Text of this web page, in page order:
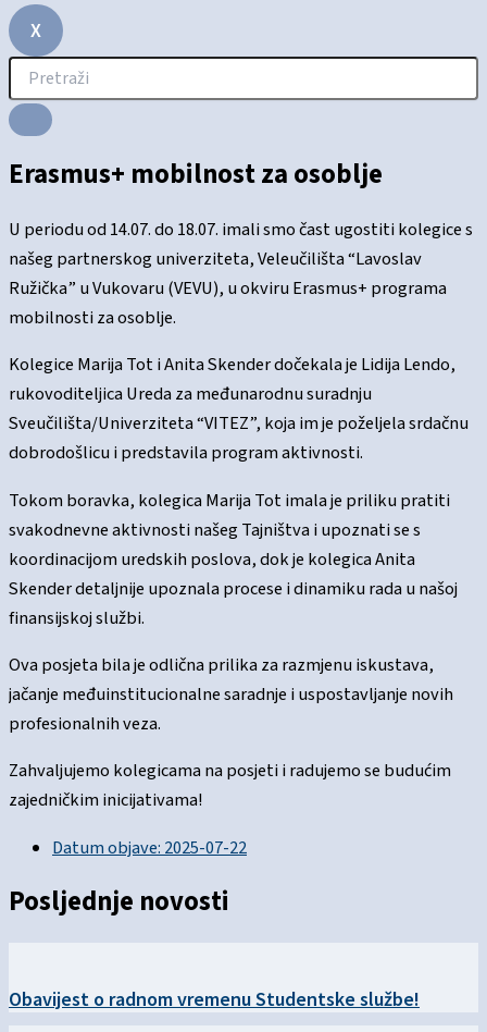
X
Erasmus+ mobilnost za osoblje
U periodu od 14.07. do 18.07. imali smo čast ugostiti kolegice s
našeg partnerskog univerziteta, Veleučilišta “Lavoslav
Ružička” u Vukovaru (VEVU), u okviru Erasmus+ programa
mobilnosti za osoblje.
Kolegice Marija Tot i Anita Skender dočekala je Lidija Lendo,
rukovoditeljica Ureda za međunarodnu suradnju
Sveučilišta/Univerziteta “VITEZ”, koja im je poželjela srdačnu
dobrodošlicu i predstavila program aktivnosti.
Tokom boravka, kolegica Marija Tot imala je priliku pratiti
svakodnevne aktivnosti našeg Tajništva i upoznati se s
koordinacijom uredskih poslova, dok je kolegica Anita
Skender detaljnije upoznala procese i dinamiku rada u našoj
finansijskoj službi.
Ova posjeta bila je odlična prilika za razmjenu iskustava,
jačanje međuinstitucionalne saradnje i uspostavljanje novih
profesionalnih veza.
Zahvaljujemo kolegicama na posjeti i radujemo se budućim
zajedničkim inicijativama!
Datum objave:2025-07-22
Posljednje novosti
Obavijest o radnom vremenu Studentske službe!